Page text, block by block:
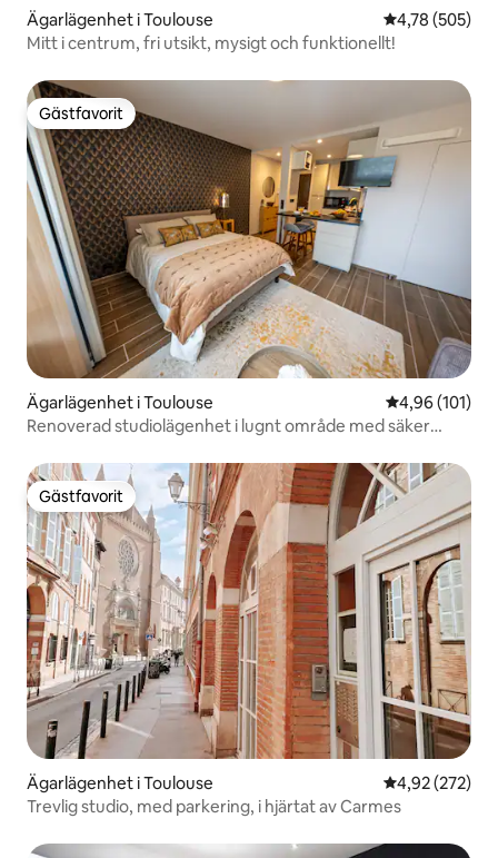
Ägarlägenhet i Toulouse 4,78 av 5 i
4,78 (505)
Mitt i centrum, fri utsikt, mysigt och funktionellt!
Gästfavorit
Gästfavorit
Ägarlägenhet i Toulouse 4,96 av 5 i
4,96 (101)
Renoverad studiolägenhet i lugnt område med säker
Gästfavorit
Gästfavorit
Ägarlägenhet i Toulouse 4,92 av 5 i
4,92 (272)
Trevlig studio, med parkering, i hjärtat av Carmes